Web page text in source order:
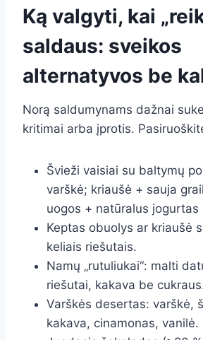
Ką valgyti, kai
saldaus: sveikos
alternatyvos be
Norą saldumynams dažnai
kritimai arba įprotis.
Švieži vaisiai su baltymų
varškė; kriaušė + sauja
uogos + natūralus jogurtas
Keptas obuolys ar kriaušė
keliais riešutais.
Namų „rutuliukai“: malti
riešutai, kakava be
Varškės desertas: varškė,
kakava, cinamonas, vanilė.